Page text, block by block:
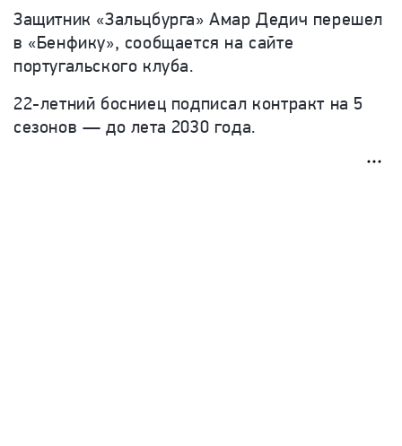
Защитник «Зальцбурга» Амар Дедич перешел
в «Бенфику», сообщается на сайте
португальского клуба.
22-летний босниец подписал контракт на 5
сезонов — до лета 2030 года.